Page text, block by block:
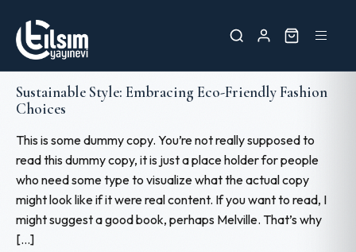
Sustainable Style: Embracing Eco-Friendly Fashion
Choices
This is some dummy copy. You’re not really supposed to
read this dummy copy, it is just a place holder for people
who need some type to visualize what the actual copy
might look like if it were real content. If you want to read, I
might suggest a good book, perhaps Melville. That’s why
[…]